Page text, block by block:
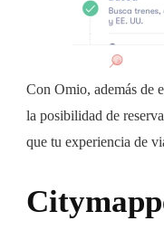
Con Omio, además de
la posibilidad de
que tu experiencia de